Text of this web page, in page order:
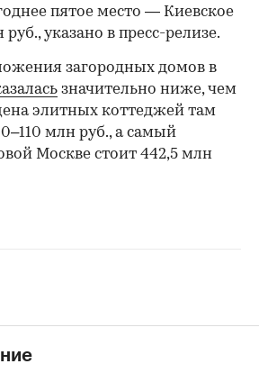
пятое место — Киевское
указано в пресс-релизе.
загородных домов в
значительно ниже, чем
элитных коттеджей там
млн руб., а самый
Москве стоит 442,5 млн